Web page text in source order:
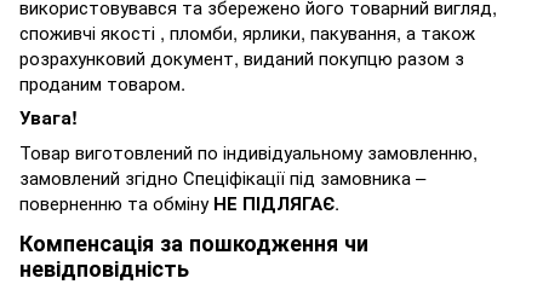
використовувався та збережено його товарний вигляд,
споживчі якості , пломби, ярлики, пакування, а також
розрахунковий документ, виданий покупцю разом з
проданим товаром.
Увага!
Товар виготовлений по індивідуальному замовленню,
замовлений згідно Спеціфікації під замовника –
поверненню та обмінуНЕ ПІДЛЯГАЄ.
Компенсація за пошкодження чи
невідповідність